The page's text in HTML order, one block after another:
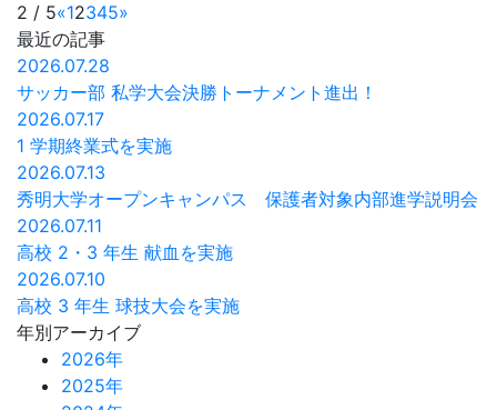
2 / 5«12345»
最近の記事
2026.07.28
サッカー部 私学大会決勝トーナメント進出！
2026.07.17
1 学期終業式を実施
2026.07.13
秀明大学オープンキャンパス 保護者対象内部進学説明会
2026.07.11
高校 2・3 年生 献血を実施
2026.07.10
高校 3 年生 球技大会を実施
年別アーカイブ
2026年
2025年